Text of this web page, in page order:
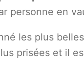
personne en
les plus
prisées et il